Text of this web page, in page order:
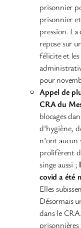
prisonnier
prisonnier
pression. La
repose sur
félicite et
pour
Appel de
CRA du
blocages
d’hygiène,
n’ont
prolifèrent
singe aussi ;
covid a été
Elles
Désormais
dans le